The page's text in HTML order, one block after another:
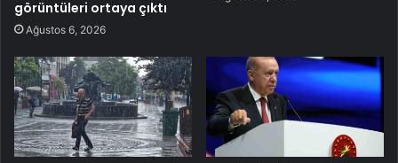
görüntüleri ortaya çıktı
Ağustos 6, 2026